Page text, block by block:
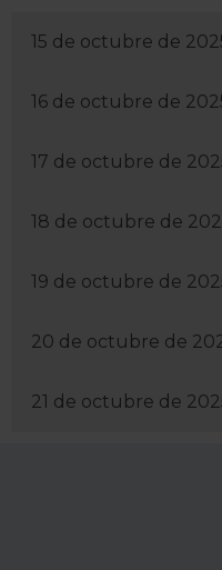
15 de octubre de
16 de octubre de
17 de octubre de
18 de octubre de
19 de octubre de
20 de octubre de
21 de octubre de